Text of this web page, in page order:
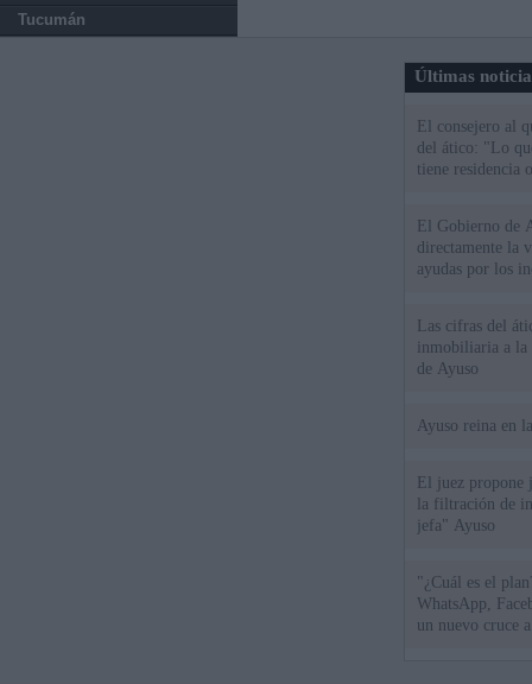
Tucumán
Últimas
El consejero al
del ático: "Lo
tiene residencia
El Gobierno de
directamente la
ayudas por los
Las cifras del
inmobiliaria a la
de Ayuso
Ayuso reina en
El juez propone
la filtración de
jefa" Ayuso
"¿Cuál es el
WhatsApp,
un nuevo cruce